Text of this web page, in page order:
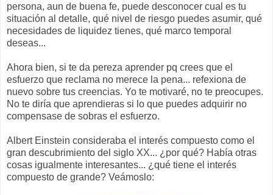
persona, aun de buena fe, puede desconocer cual es tu
situación al detalle, qué nivel de riesgo puedes asumir, qué
necesidades de liquidez tienes, qué marco temporal
deseas...
Ahora bien, si te da pereza aprender pq crees que el
esfuerzo que reclama no merece la pena... refexiona de
nuevo sobre tus creencias. Yo te motivaré, no te preocupes.
No te diría que aprendieras si lo que puedes adquirir no
compensase de sobras el esfuerzo.
Albert Einstein consideraba el interés compuesto como el
gran descubrimiento del siglo XX... ¿por qué? Había otras
cosas igualmente interesantes... ¿qué tiene el interés
compuesto de grande? Veámoslo: